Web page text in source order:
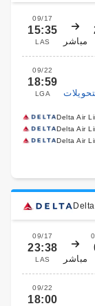
09/17
15:35
LAS مباشر
09/22
18:59
LGA
Delta Air
Delta Air
Delta Air
09/17
23:38
LAS مباشر
09/22
18:00